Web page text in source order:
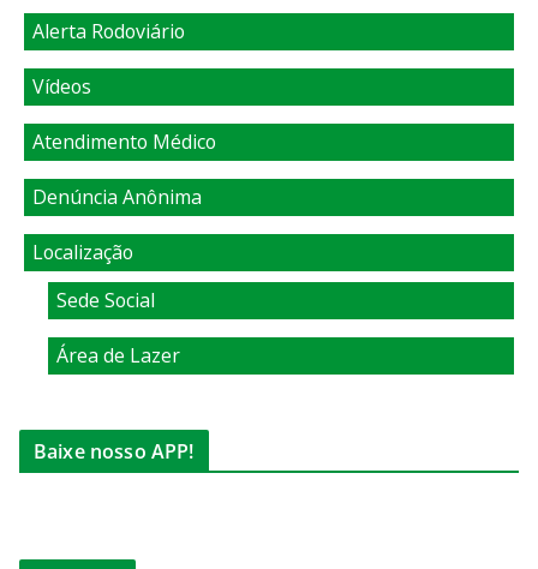
Alerta Rodoviário
Vídeos
Atendimento Médico
Denúncia Anônima
Localização
Sede Social
Área de Lazer
Baixe nosso APP!